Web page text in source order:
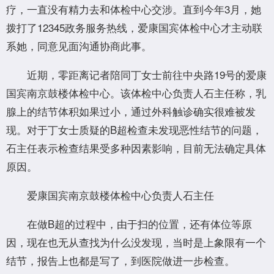
疗，一直没有精力去和体检中心交涉。直到今年3月，她
拨打了12345政务服务热线，爱康国宾体检中心才主动联
系她，同意见面沟通协商此事。
近期，零距离记者陪同丁女士前往中央路19号的爱康
国宾南京鼓楼体检中心。该体检中心负责人石主任称，乳
腺上的结节体积如果过小，通过外科触诊确实很难被发
现。对于丁女士质疑的B超检查未发现恶性结节的问题，
石主任表示检查结果受多种因素影响，目前无法确定具体
原因。
爱康国宾南京鼓楼体检中心负责人石主任
在做B超的过程中，由于扫的位置，还有体位等原
因，现在也无从查找为什么没发现，当时是上象限有一个
结节，报告上也都是写了，到医院做进一步检查。